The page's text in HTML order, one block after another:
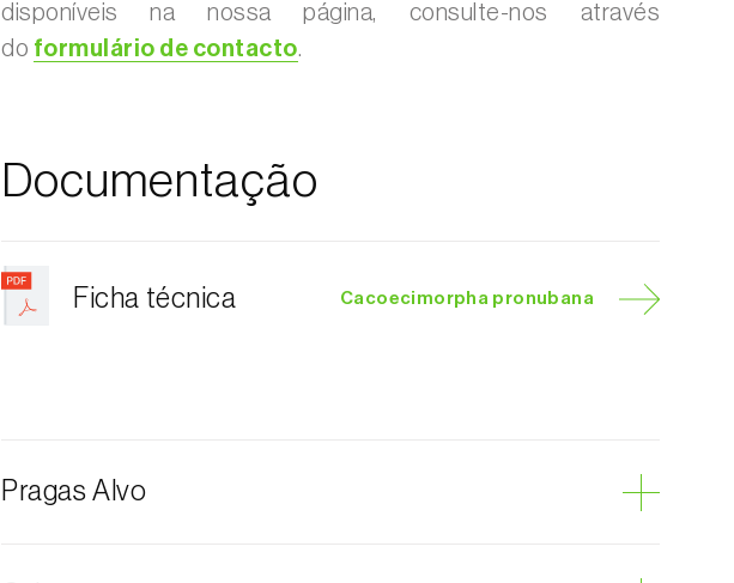
disponíveis na nossa página, consulte-nos através
do formulário de contacto.
Documentação
Ficha técnica Cacoecimorpha pronubana
Pragas Alvo